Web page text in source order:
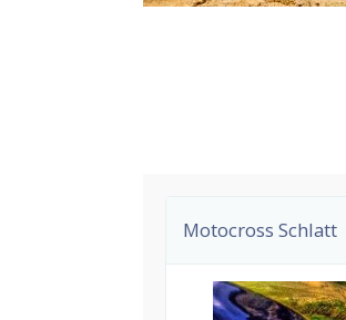
Motocross Schlatt